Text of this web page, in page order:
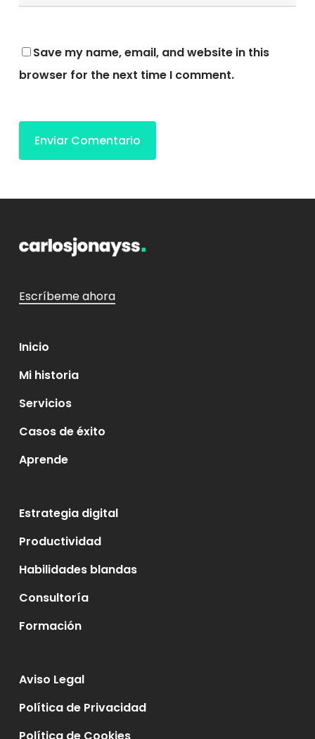
Save my name, email, and website in this
browser for the next time I comment.
Escríbeme ahora
Inicio
Mi historia
Servicios
Casos de éxito
Aprende
Estrategia digital
Productividad
Habilidades blandas
Consultoría
Formación
Aviso Legal
Política de Privacidad